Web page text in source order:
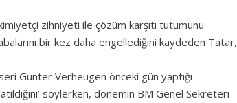
zihniyeti ile çözüm karşıtı tutumunu
bir kez daha engellediğini kaydeden Tatar,
Gunter Verheugen önceki gün yaptığı
söylerken, dönemin BM Genel Sekreteri